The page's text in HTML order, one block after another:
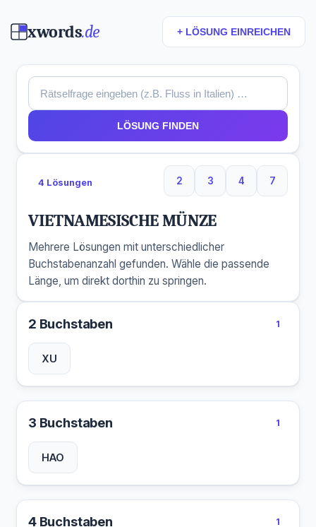
xwords.de + LÖSUNG EINREICHEN
LÖSUNG FINDEN
4 Lösungen 2
2 Buchstaben
3
3 Buchstaben
4
4 Buchstaben
7
7
VIETNAMESISCHE MÜNZE
Mehrere Lösungen mit unterschiedlicher
Buchstabenanzahl gefunden. Wähle die passende
Länge, um direkt dorthin zu springen.
2 Buchstaben 1
XU
3 Buchstaben 1
HAO
4 Buchstaben 1